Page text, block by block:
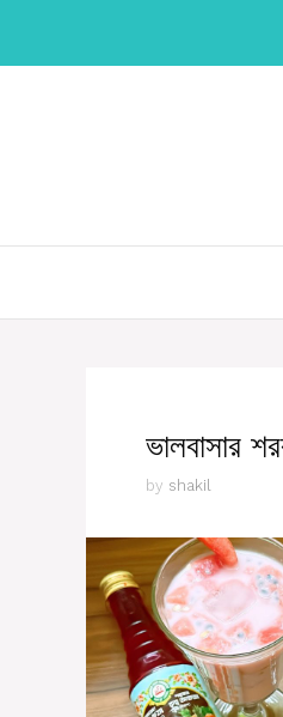
content
ভালবাসার
by shakil